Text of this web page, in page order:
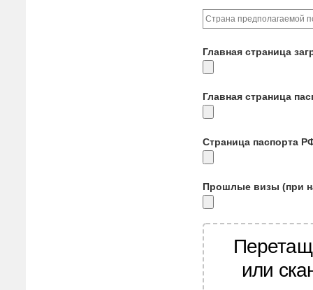
Главная страница
Главная страница
Страница паспорта
Прошлые визы (при
или